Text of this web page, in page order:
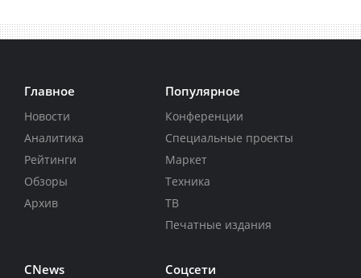
Главное
Новости
Аналитика
Рейтинги
Обзоры
Архив
Популярное
Конференции
Специальные проекты
Маркет
Техника
ТВ
Печатные издания
CNews Соцсети